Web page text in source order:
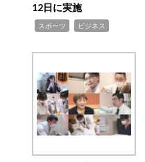
12日に実施
スポーツ ビジネス